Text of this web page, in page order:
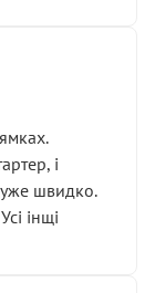
і
швидко.
інщі